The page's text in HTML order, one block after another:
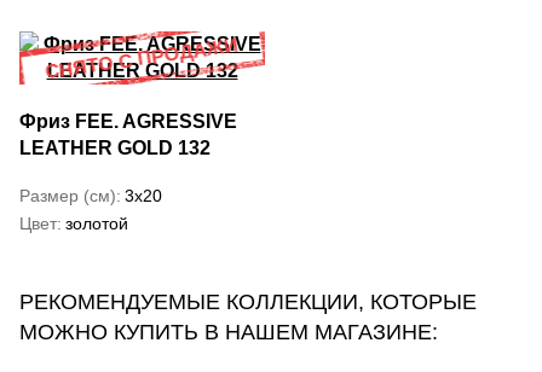
Фриз FEE. AGRESSIVE
LEATHER GOLD 132
Размер (см) 3x20
Цвет золотой
РЕКОМЕНДУЕМЫЕ КОЛЛЕКЦИИ, КОТОРЫЕ
МОЖНО КУПИТЬ В НАШЕМ МАГАЗИНЕ: